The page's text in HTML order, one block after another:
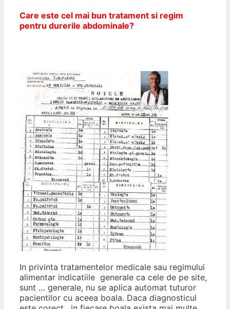
Care este cel mai bun tratament si regim
pentru durerile abdominale?
In privinta tratamentelor medicale sau regimului
alimentar indicatiile generale ca cele de pe site,
sunt … generale, nu se aplica automat tuturor
pacientilor cu aceea boala. Daca diagnosticul